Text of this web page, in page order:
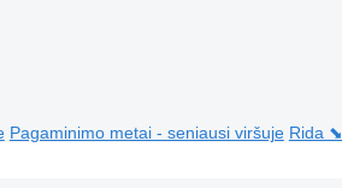
Pagaminimo metai - seniausi viršuje Rida ⬊